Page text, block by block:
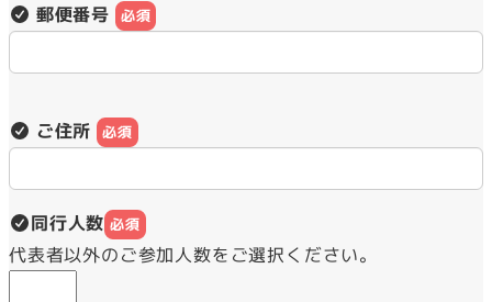
郵便番号 必須
ご住所 必須
同行人数 必須
代表者以外のご参加人数をご選択ください。